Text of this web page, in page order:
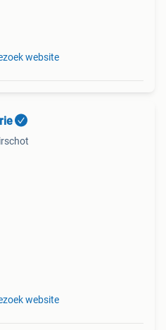
website
website